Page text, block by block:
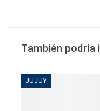
También podría
JUJUY